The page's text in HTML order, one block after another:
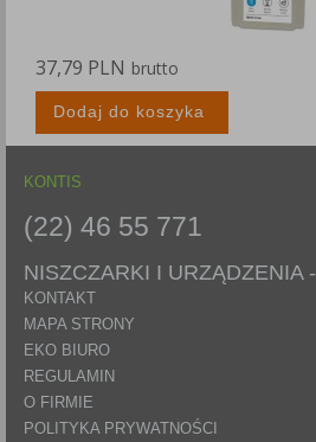
37,79 PLN brutto
Dodaj do koszyka
KONTIS
(22) 46 55 771
NISZCZARKI I URZĄDZENIA -
KONTAKT
MAPA STRONY
EKO BIURO
REGULAMIN
O FIRMIE
POLITYKA PRYWATNOŚCI